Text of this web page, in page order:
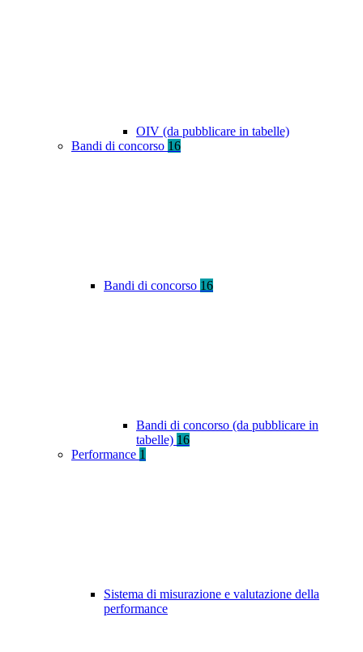
OIV (da pubblicare in tabelle)
Bandi di concorso 16
Bandi di concorso 16
Bandi di concorso (da pubblicare in
tabelle) 16
Performance 1
Sistema di misurazione e valutazione della
performance